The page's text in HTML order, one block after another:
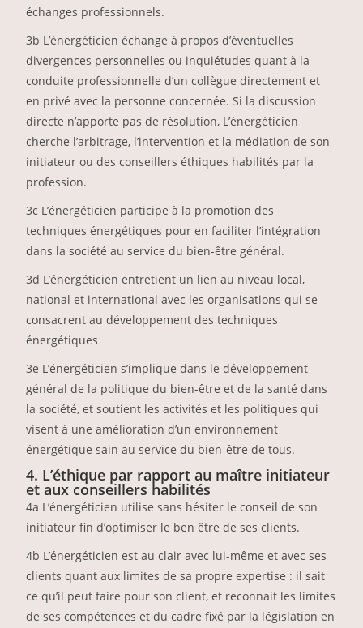
échanges professionnels.
3b L’énergéticien échange à propos d’éventuelles
divergences personnelles ou inquiétudes quant à la
conduite professionnelle d’un collègue directement et
en privé avec la personne concernée. Si la discussion
directe n’apporte pas de résolution, L’énergéticien
cherche l’arbitrage, l’intervention et la médiation de son
initiateur ou des conseillers éthiques habilités par la
profession.
3c L’énergéticien participe à la promotion des
techniques énergétiques pour en faciliter l’intégration
dans la société au service du bien-être général.
3d L’énergéticien entretient un lien au niveau local,
national et international avec les organisations qui se
consacrent au développement des techniques
énergétiques
3e L’énergéticien s’implique dans le développement
général de la politique du bien-être et de la santé dans
la société, et soutient les activités et les politiques qui
visent à une amélioration d’un environnement
énergétique sain au service du bien-être de tous.
4. L’éthique par rapport au maître initiateur
et aux conseillers habilités
4a L’énergéticien utilise sans hésiter le conseil de son
initiateur fin d’optimiser le ben être de ses clients.
4b L’énergéticien est au clair avec lui-même et avec ses
clients quant aux limites de sa propre expertise : il sait
ce qu’il peut faire pour son client, et reconnait les limites
de ses compétences et du cadre fixé par la législation en